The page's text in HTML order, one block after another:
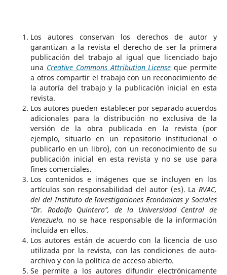
Los autores conservan los derechos de autor y
garantizan a la revista el derecho de ser la primera
publicación del trabajo al igual que licenciado bajo
una Creative Commons Attribution License que permite
a otros compartir el trabajo con un reconocimiento de
la autoría del trabajo y la publicación inicial en esta
revista.
Los autores pueden establecer por separado acuerdos
adicionales para la distribución no exclusiva de la
versión de la obra publicada en la revista (por
ejemplo, situarlo en un repositorio institucional o
publicarlo en un libro), con un reconocimiento de su
publicación inicial en esta revista y no se use para
fines comerciales.
Los contenidos e imágenes que se incluyen en los
artículos son responsabilidad del autor (es). LaRVAC,
del del Instituto de Investigaciones Económicas y Sociales
“Dr. Rodolfo Quintero”, de la Universidad Central de
Venezuela, no se hace responsable de la información
incluida en ellos.
Los autores están de acuerdo con la licencia de uso
utilizada por la revista, con las condiciones de auto-
archivo y con la política de acceso abierto.
Se permite a los autores difundir electrónicamente